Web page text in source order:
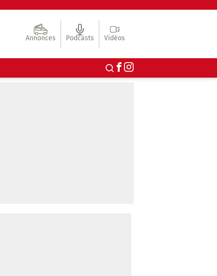
Annonces Podcasts Vidéos